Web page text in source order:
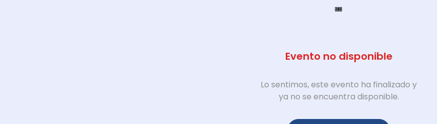
🎟️
Evento no disponible
Lo sentimos, este evento ha finalizado y
ya no se encuentra disponible.